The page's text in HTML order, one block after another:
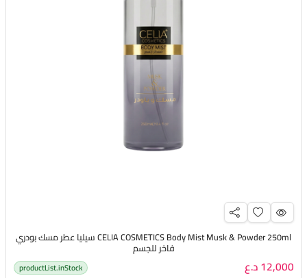
CELIA COSMETICS Body Mist Musk & Powder 250ml سيليا عطر مسك بودري
فاخر للجسم
12,000 د.ع productList.inStock